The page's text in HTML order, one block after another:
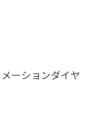
ーションダイヤ